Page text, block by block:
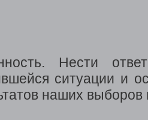
Нести
ситуации и
наших